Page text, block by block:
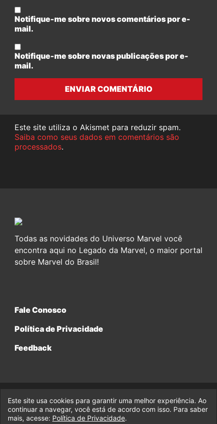
Notifique-me sobre novos comentários por e-
mail.
Notifique-me sobre novas publicações por e-
mail.
ENVIAR COMENTÁRIO
Este site utiliza o Akismet para reduzir spam.
Saiba como seus dados em comentários são
processados.
Todas as novidades do Universo Marvel você
encontra aqui no Legado da Marvel, o maior portal
sobre Marvel do Brasil!
Fale Conosco
Política de Privacidade
Feedback
© 2017-2026 Legado da Marvel, uma empresa da Legado
Enterprises.
Este site usa cookies para garantir uma melhor experiência. Ao
continuar a navegar, você está de acordo com isso. Para saber
mais, acesse: Política de Privacidade.